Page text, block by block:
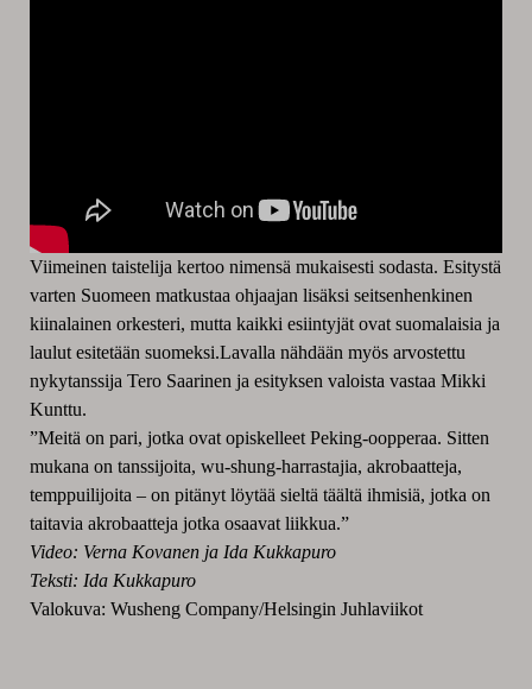
Viimeinen taistelija kertoo nimensä mukaisesti sodasta. Esitystä
varten Suomeen matkustaa ohjaajan lisäksi seitsenhenkinen
kiinalainen orkesteri, mutta kaikki esiintyjät ovat suomalaisia ja
laulut esitetään suomeksi.Lavalla nähdään myös arvostettu
nykytanssija Tero Saarinen ja esityksen valoista vastaa Mikki
Kunttu.
”Meitä on pari, jotka ovat opiskelleet Peking-oopperaa. Sitten
mukana on tanssijoita, wu-shung-harrastajia, akrobaatteja,
temppuilijoita – on pitänyt löytää sieltä täältä ihmisiä, jotka on
taitavia akrobaatteja jotka osaavat liikkua.”
Video: Verna Kovanen ja Ida Kukkapuro
Teksti: Ida Kukkapuro
Valokuva: Wusheng Company/Helsingin Juhlaviikot